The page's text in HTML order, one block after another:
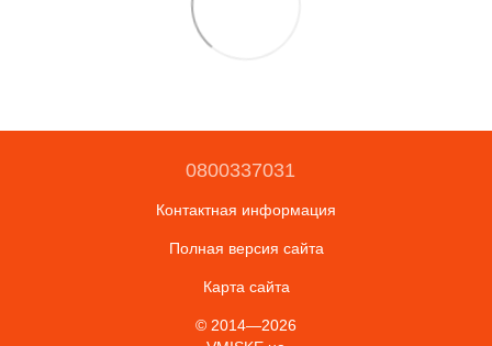
0800337031
Контактная информация
Полная версия сайта
Карта сайта
© 2014—2026